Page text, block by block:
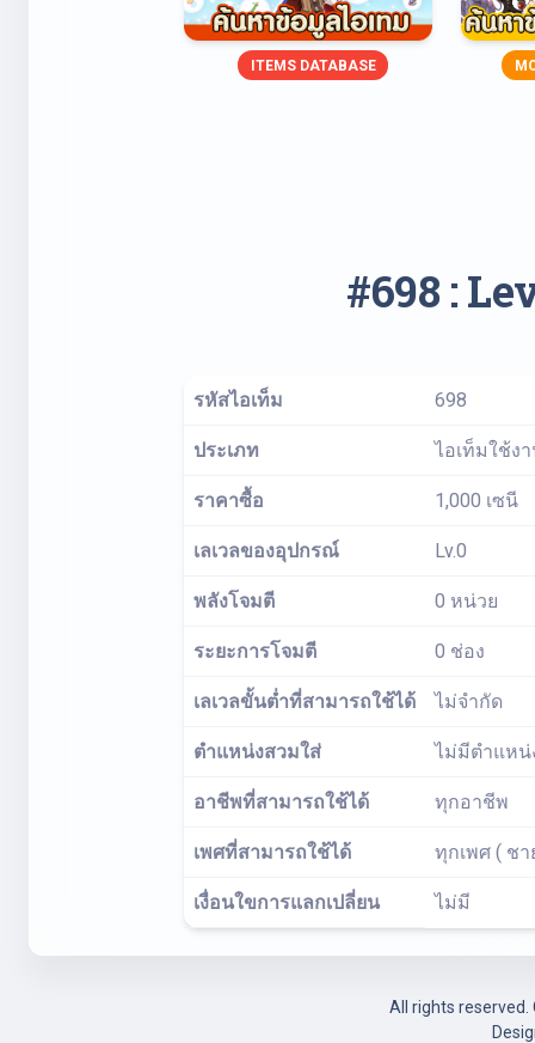
ITEMS DATABASE
#698 :
รหัสไอเท็ม 698
ประเภท ไอเท็มใช้ง
ราคาซื้อ 1,000 เซนี
เลเวลของอุปกรณ์ Lv.0
พลังโจมตี 0 หน่วย
ระยะการโจมตี 0 ช่อง
เลเวลขั้นต่ำที่สามารถใช้ได้ ไม่จำกัด
ตำแหน่งสวมใส่ ไม่มีตำแหน่
อาชีพที่สามารถใช้ได้ ทุกอาชีพ
เพศที่สามารถใช้ได้ ทุกเพศ ( ช
เงื่อนใขการแลกเปลี่ยน ไม่มี
All rights